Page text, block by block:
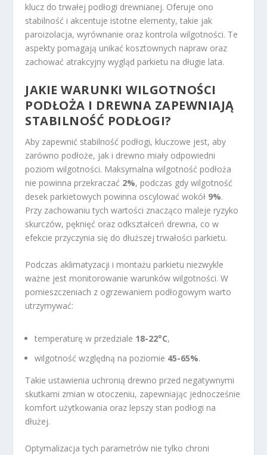
klucz do trwałej podłogi drewnianej. Oferuje ono
stabilność i akcentuje istotne elementy, takie jak
paroizolacja, wyrównanie oraz kontrola wilgotności. Te
aspekty pomagają unikać kosztownych napraw oraz
zachować atrakcyjny wygląd parkietu na długie lata.
JAKIE WARUNKI WILGOTNOŚCI
PODŁOŻA I DREWNA ZAPEWNIAJĄ
STABILNOŚĆ PODŁOGI?
Aby zapewnić stabilność podłogi, kluczowe jest, aby
zarówno podłoże, jak i drewno miały odpowiedni
poziom wilgotności. Maksymalna wilgotność podłoża
nie powinna przekraczać 2%, podczas gdy wilgotność
desek parkietowych powinna oscylować wokół 9%.
Przy zachowaniu tych wartości znacząco maleje ryzyko
skurczów, pęknięć oraz odkształceń drewna, co w
efekcie przyczynia się do dłuższej trwałości parkietu.
Podczas aklimatyzacji i montażu parkietu niezwykle
ważne jest monitorowanie warunków wilgotności. W
pomieszczeniach z ogrzewaniem podłogowym warto
utrzymywać:
temperaturę w przedziale 18-22°C,
wilgotność względną na poziomie 45-65%.
Takie ustawienia uchronią drewno przed negatywnymi
skutkami zmian w otoczeniu, zapewniając jednocześnie
komfort użytkowania oraz lepszy stan podłogi na
dłużej.
Optymalizacja tych parametrów nie tylko chroni